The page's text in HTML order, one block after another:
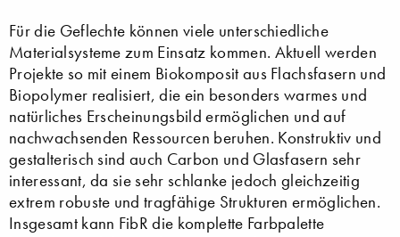
Für die Geflechte können viele unterschiedliche
Materialsysteme zum Einsatz kommen. Aktuell werden
Projekte so mit einem Biokomposit aus Flachsfasern und
Biopolymer realisiert, die ein besonders warmes und
natürliches Erscheinungsbild ermöglichen und auf
nachwachsenden Ressourcen beruhen. Konstruktiv und
gestalterisch sind auch Carbon und Glasfasern sehr
interessant, da sie sehr schlanke jedoch gleichzeitig
extrem robuste und tragfähige Strukturen ermöglichen.
Insgesamt kann FibR die komplette Farbpalette